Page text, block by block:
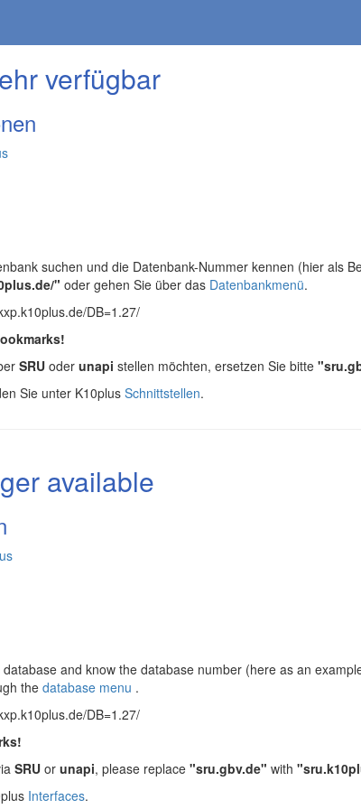
verfügbar
suchen und die Datenbank-Nummer kennen (hier als
" oder gehen Sie über das Datenbankmenü.
DB=1.27/
SRU oder unapi stellen möchten, ersetzen Sie bitte
Sie unter K10plus Schnittstellen.
available
and know the database number (here as an
the database menu .
DB=1.27/
SRU or unapi, please replace "sru.gbv.de" with
Interfaces.